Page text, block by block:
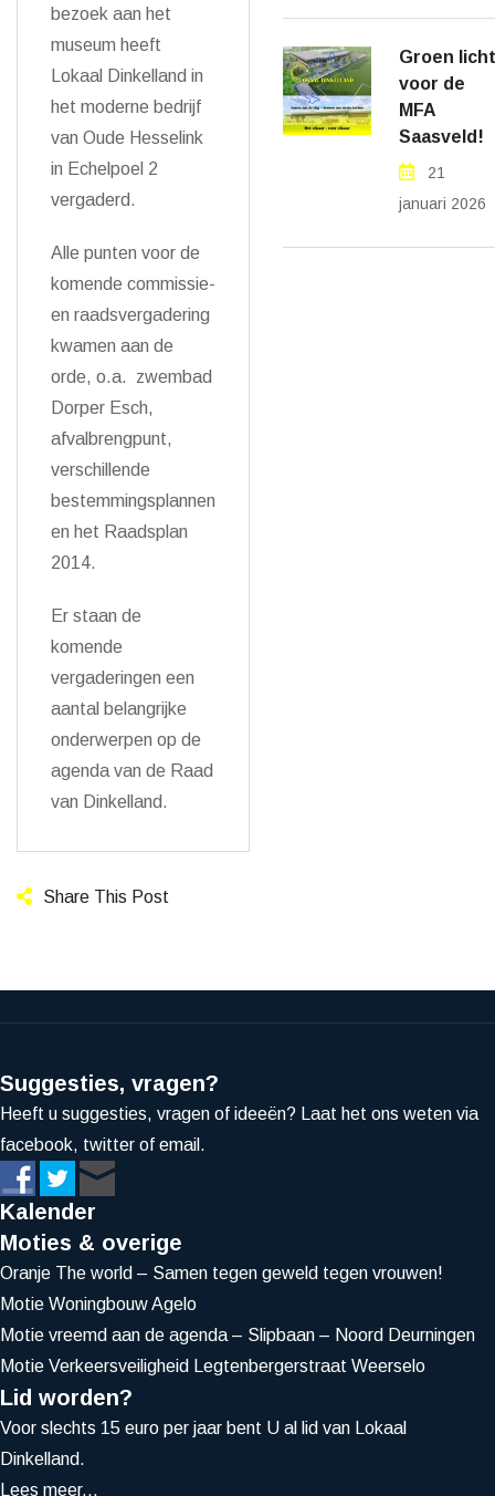
bezoek aan het
museum heeft
Lokaal Dinkelland in
het moderne bedrijf
van Oude Hesselink
in Echelpoel 2
vergaderd.
Alle punten voor de
komende commissie-
en raadsvergadering
kwamen aan de
orde, o.a. zwembad
Dorper Esch,
afvalbrengpunt,
verschillende
bestemmingsplannen
en het Raadsplan
2014.
Er staan de
komende
vergaderingen een
aantal belangrijke
onderwerpen op de
agenda van de Raad
van Dinkelland.
Share This Post
Groen licht
voor de
MFA
Saasveld!
21
januari 2026
Suggesties, vragen?
Heeft u suggesties, vragen of ideeën? Laat het ons weten via
facebook, twitter of email.
Kalender
Moties & overige
Oranje The world – Samen tegen geweld tegen vrouwen!
Motie Woningbouw Agelo
Motie vreemd aan de agenda – Slipbaan – Noord Deurningen
Motie Verkeersveiligheid Legtenbergerstraat Weerselo
Lid worden?
Voor slechts 15 euro per jaar bent U al lid van Lokaal
Dinkelland.
Lees meer...